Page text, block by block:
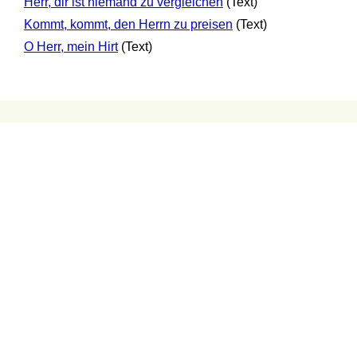
Kommt, kommt, den Herrn zu preisen (Text)
O Herr, mein Hirt (Text)